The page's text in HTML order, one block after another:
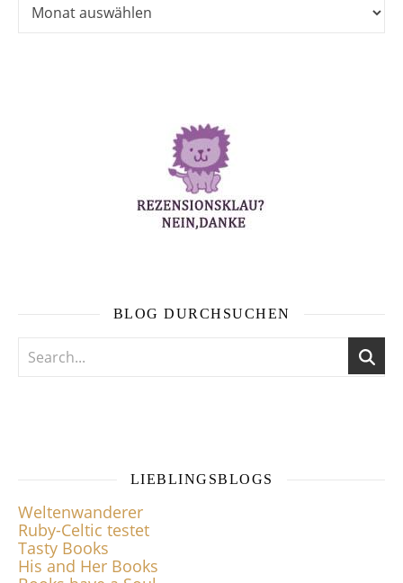
BLOG DURCHSUCHEN
LIEBLINGSBLOGS
Weltenwanderer
Ruby-Celtic testet
Tasty Books
His and Her Books